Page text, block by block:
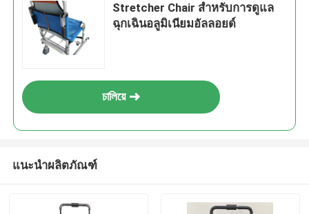
Stretcher Chair สำหรับการดูแล
ฉุกเฉินอลูมิเนียมอัลลอยด์
চালিয়ে
แนะนำผลิตภัณฑ์